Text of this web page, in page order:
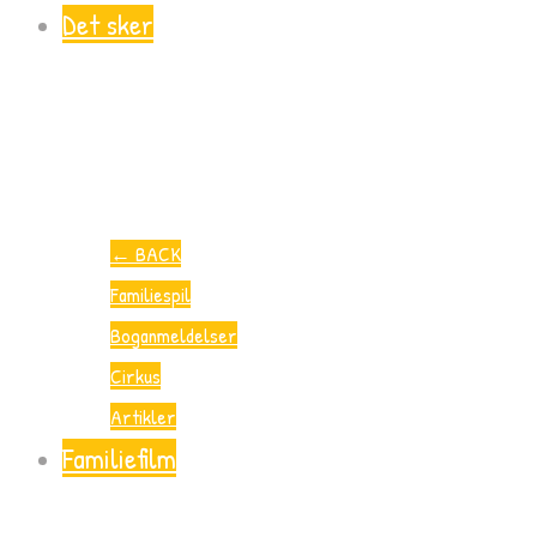
Det sker
← BACK
Familiespil
Boganmeldelser
Cirkus
Artikler
Familiefilm